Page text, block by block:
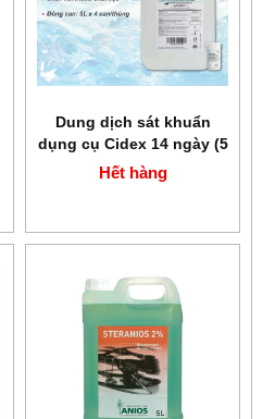
Dung dịch sát khuẩn
dụng cụ Cidex 14 ngày (5
lít)
Hết hàng